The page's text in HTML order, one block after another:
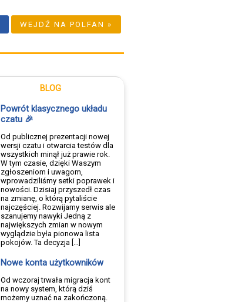
WEJDŹ NA POLFAN »
BLOG
Powrót klasycznego układu
czatu 🎉
Od publicznej prezentacji nowej
wersji czatu i otwarcia testów dla
wszystkich minął już prawie rok.
W tym czasie, dzięki Waszym
zgłoszeniom i uwagom,
wprowadziliśmy setki poprawek i
nowości. Dzisiaj przyszedł czas
na zmianę, o którą pytaliście
najczęściej. Rozwijamy serwis ale
szanujemy nawyki Jedną z
największych zmian w nowym
wyglądzie była pionowa lista
pokojów. Ta decyzja […]
Nowe konta użytkowników
Od wczoraj trwała migracja kont
na nowy system, którą dziś
możemy uznać na zakończoną.